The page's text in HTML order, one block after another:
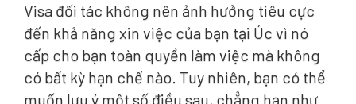
Visa đối tác không nên ảnh hưởng tiêu cực
đến khả năng xin việc của bạn tại Úc vì nó
cấp cho bạn toàn quyền làm việc mà không
có bất kỳ hạn chế nào. Tuy nhiên, bạn có thể
muốn lưu ý một số điều sau, chẳng hạn như